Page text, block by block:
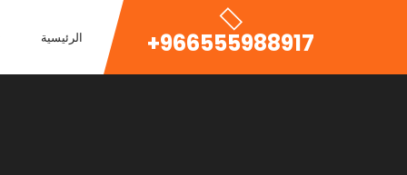
الرئيسية +966555988917